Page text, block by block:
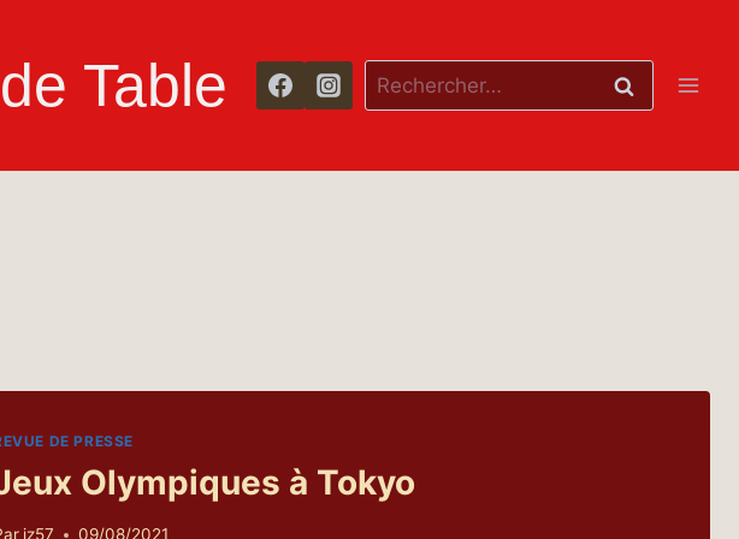
Table Rechercher :
DE PRESSE
Olympiques à Tokyo
jz57 09/08/2021